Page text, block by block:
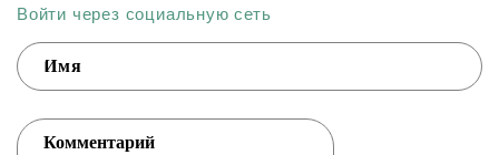
Войти через социальную сеть